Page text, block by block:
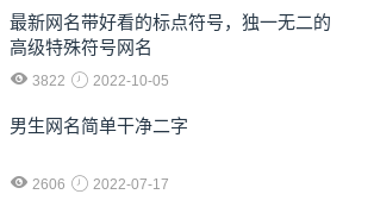
最新网名带好看的标点符号，独一无二的
高级特殊符号网名
3822 2022-10-05
男生网名简单干净二字
2606 2022-07-17